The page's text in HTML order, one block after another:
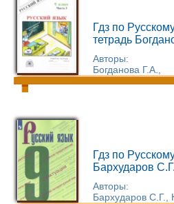
Гдз по
тетрадь
Авторы:
Богданова Г.А.,
Гдз по
Бархударов С.Г.
Авторы:
Бархударов С.Г.,